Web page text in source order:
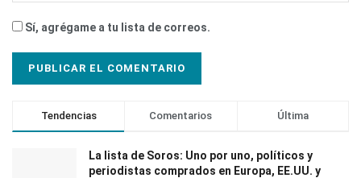
Sí, agrégame a tu lista de correos.
Tendencias Comentarios Última
La lista de Soros: Uno por uno, políticos y
periodistas comprados en Europa, EE.UU. y